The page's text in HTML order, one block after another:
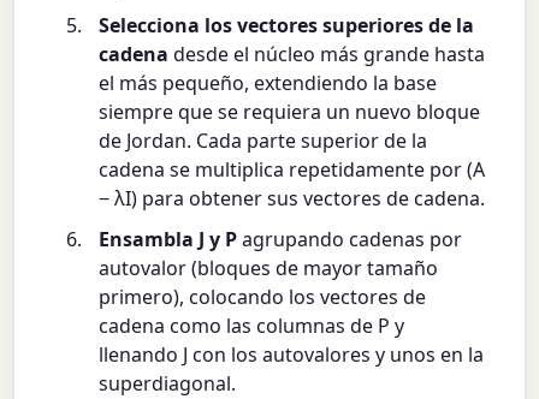
Selecciona los vectores superiores de la
cadena desde el núcleo más grande hasta
el más pequeño, extendiendo la base
siempre que se requiera un nuevo bloque
de Jordan. Cada parte superior de la
cadena se multiplica repetidamente por (A
− λI) para obtener sus vectores de cadena.
Ensambla J y Pagrupando cadenas por
autovalor (bloques de mayor tamaño
primero), colocando los vectores de
cadena como las columnas de P y
llenando J con los autovalores y unos en la
superdiagonal.